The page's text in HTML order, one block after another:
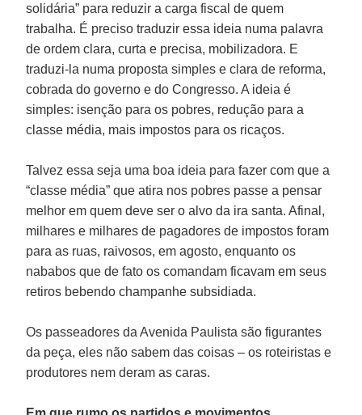
solidária” para reduzir a carga fiscal de quem
trabalha. É preciso traduzir essa ideia numa palavra
de ordem clara, curta e precisa, mobilizadora. E
traduzi-la numa proposta simples e clara de reforma,
cobrada do governo e do Congresso. A ideia é
simples: isenção para os pobres, redução para a
classe média, mais impostos para os ricaços.
Talvez essa seja uma boa ideia para fazer com que a
“classe média” que atira nos pobres passe a pensar
melhor em quem deve ser o alvo da ira santa. Afinal,
milhares e milhares de pagadores de impostos foram
para as ruas, raivosos, em agosto, enquanto os
nababos que de fato os comandam ficavam em seus
retiros bebendo champanhe subsidiada.
Os passeadores da Avenida Paulista são figurantes
da peça, eles não sabem das coisas – os roteiristas e
produtores nem deram as caras.